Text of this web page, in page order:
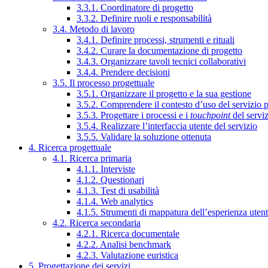
3.3.1. Coordinatore di progetto
3.3.2. Definire ruoli e responsabilità
3.4. Metodo di lavoro
3.4.1. Definire processi, strumenti e rituali
3.4.2. Curare la documentazione di progetto
3.4.3. Organizzare tavoli tecnici collaborativi
3.4.4. Prendere decisioni
3.5. Il processo progettuale
3.5.1. Organizzare il progetto e la sua gestione
3.5.2. Comprendere il contesto d’uso del servizio
3.5.3. Progettare i processi e i touchpointdel
3.5.4. Realizzare l’interfaccia utente del servizio
3.5.5. Validare la soluzione ottenuta
4. Ricerca progettuale
4.1. Ricerca primaria
4.1.1. Interviste
4.1.2. Questionari
4.1.3. Test di usabilità
4.1.4. Web analytics
4.1.5. Strumenti di mappatura dell’esperienza
4.2. Ricerca secondaria
4.2.1. Ricerca documentale
4.2.2. Analisi benchmark
4.2.3. Valutazione euristica
5. Progettazione dei servizi